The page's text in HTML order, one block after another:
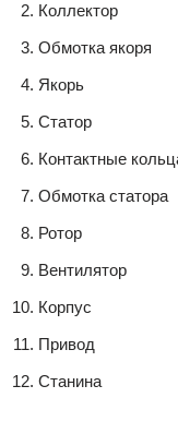
Коллектор
Обмотка якоря
Якорь
Статор
Контактные
Обмотка статора
Ротор
Вентилятор
Корпус
Привод
Станина